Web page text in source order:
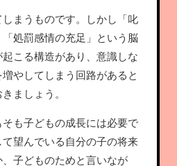
まうものです。しかし「叱
処罰感情の充足」という脳
こる構造があり、意識しな
やしてしまう回路があると
ましょう。
も子どもの成長には必要で
望んでいる自分の子の将来
子どものためと言いなが